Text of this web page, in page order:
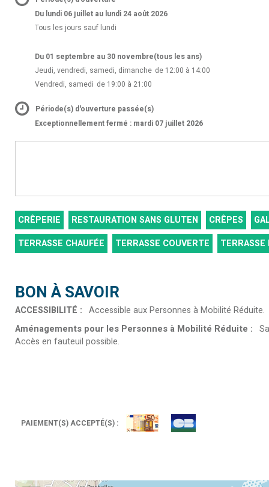
Du lundi 06 juillet au lundi 24 août 2026
Tous les jours sauf lundi
Du 01 septembre au 30 novembre(tous les ans)
Jeudi, vendredi, samedi, dimanche de 12:00 à 14:00
Vendredi, samedi de 19:00 à 21:00
Période(s) d'ouverture passée(s)
Exceptionnellement fermé : mardi 07 juillet 2026
CRÊPERIE RESTAURATION SANS GLUTEN CRÊPES
TERRASSE CHAUFÉE
TERRASSE COUVERTE TERRASSE
BON À SAVOIR
ACCESSIBILITÉ : Accessible aux Personnes à Mobilité Réduite
Aménagements pour les Personnes à Mobilité Réduite :
Accès en fauteuil possible
PAIEMENT(S) ACCEPTÉ(S) :